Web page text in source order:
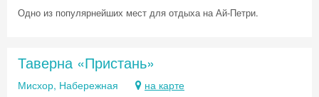
Одно из популярнейших мест для отдыха на Ай-Петри.
Таверна «Пристань»
Мисхор, Набережная на карте